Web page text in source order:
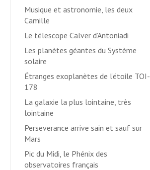
Musique et astronomie, les deux
Camille
Le télescope Calver d’Antoniadi
Les planètes géantes du Système
solaire
Étranges exoplanètes de l’étoile TOI-
178
La galaxie la plus lointaine, très
lointaine
Perseverance arrive sain et sauf sur
Mars
Pic du Midi, le Phénix des
observatoires français